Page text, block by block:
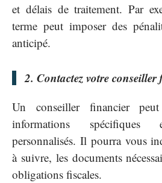
et délais de traitement. Par
terme peut imposer des
anticipé.
2. Contactez votre
Un conseiller financier
informations
personnalisés. Il pourra vous
à suivre, les documents
obligations fiscales.